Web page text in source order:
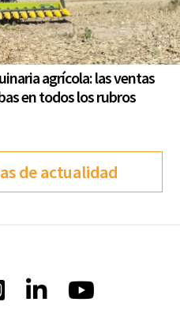
agrícola: las ventas
en todos los rubros
de actualidad